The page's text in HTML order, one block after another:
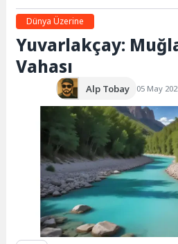
Dünya Üzerine
Yuvarlakçay:
Vahası
Alp Tobay 05 May